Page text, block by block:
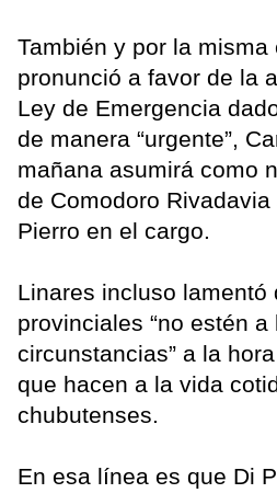
También y por la misma
pronunció a favor de la
Ley de Emergencia
de manera “urgente”,
mañana asumirá como
de Comodoro
Pierro en el cargo.
Linares incluso lamentó
provinciales “no estén
circunstancias” a la
que hacen a la vida
chubutenses.
En esa línea es que Di